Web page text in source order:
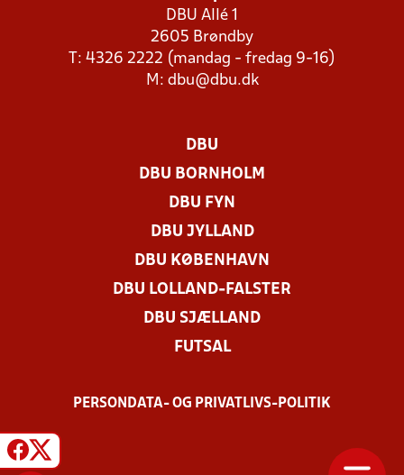
DBU Allé 1
2605 Brøndby
T: 4326 2222 (mandag - fredag 9-16)
M: dbu@dbu.dk
DBU
DBU BORNHOLM
DBU FYN
DBU JYLLAND
DBU KØBENHAVN
DBU LOLLAND-FALSTER
DBU SJÆLLAND
FUTSAL
PERSONDATA- OG PRIVATLIVS-POLITIK